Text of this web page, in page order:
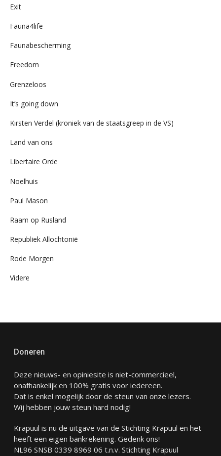
Exit
Fauna4life
Faunabescherming
Freedom
Grenzeloos
It’s going down
Kirsten Verdel (kroniek van de staatsgreep in de VS)
Land van ons
Libertaire Orde
Noelhuis
Paul Mason
Raam op Rusland
Republiek Allochtonië
Rode Morgen
Videre
Doneren
Deze nieuws- en opiniesite is niet-commercieel,
onafhankelijk en 100% gratis voor iedereen.
Dat is enkel mogelijk door de steun van onze lezers.
Wij hebben jouw steun hard nodig!
Krapuul is nu de uitgave van de Stichting Krapuul en het
heeft een eigen bankrekening. Gedenk ons!
NL96 SNSB 0339 8969 06 t.n.v. Stichting Krapuul